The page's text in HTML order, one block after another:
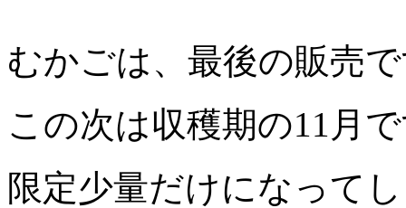
むかごは、最後の販売
この次は収穫期の11月
限定少量だけになって